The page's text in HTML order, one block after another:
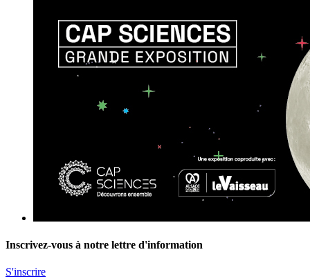
Inscrivez-vous à notre lettre d'information
S'inscrire